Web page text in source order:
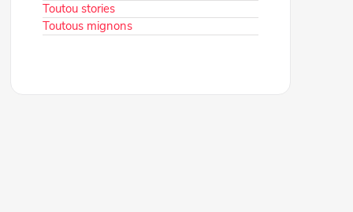
Toutou stories
Toutous mignons